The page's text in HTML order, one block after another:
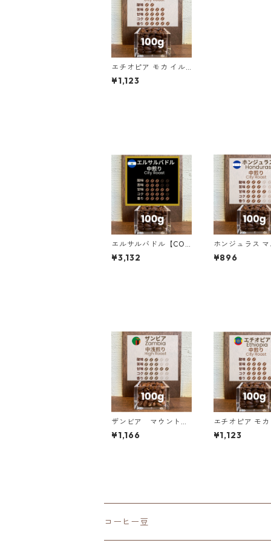
エチオピア モカ イル
ガチェフェ G1 チェル
チェレ ナチュラル 10
¥1,123
エルサルバドル【COE
2025 8位】ロス・ナラ
ンホス農園 ナチュラ
¥3,132
ホンジュラス
ン・ロペス農園
サン・マヌエ
¥896
ザンビア マウント・
スンズ農園 AA+ スタ
ーマヤ＆マルセレサ 1
¥1,166
エチオピア モ
ガチェフェ G1
チェレ ナチュ
¥1,123
コーヒー豆